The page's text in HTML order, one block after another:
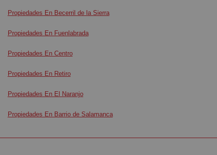
Propiedades En Becerril de la Sierra
Propiedades En Fuenlabrada
Propiedades En Centro
Propiedades En Retiro
Propiedades En El Naranjo
Propiedades En Barrio de Salamanca